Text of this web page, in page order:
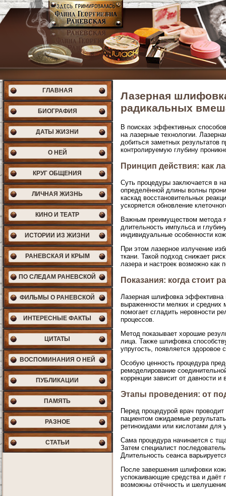
ГЛАВНАЯ
БИОГРАФИЯ
ДАТЫ ЖИЗНИ
О НЕЙ
КРУГ ОБЩЕНИЯ
ЛИЧНАЯ ЖИЗНЬ
КИНО И ТЕАТР
ИСТОРИИ ИЗ ЖИЗНИ
РАНЕВСКАЯ И КРЫМ
ПО СЛЕДАМ РАНЕВСКОЙ
ФИЛЬМЫ О РАНЕВСКОЙ
ИНТЕРЕСНЫЕ ФАКТЫ
ЦИТАТЫ
ВОСПОМИНАНИЯ О НЕЙ
ПУБЛИКАЦИИ
ПАМЯТЬ
РАЗНОЕ
СТАТЬИ
Лазерная
радикальных
В поисках эффективных
на лазерные технологии.
добиться заметных результатов
контролируемую глубину
Принцип действия: как
Суть процедуры заключается в
определённой длины волны
каскад восстановительных
ускоряется обновление
Важным преимуществом метода
длительность импульса и
индивидуальные особенности
При этом лазерное излучение
ткани. Такой подход снижает
лазера и настроек возможно как
Показания: когда стоит
Лазерная шлифовка эффективна
выраженности мелких и средних
помогает сгладить неровности
процессов.
Метод показывает хорошие
лица. Также шлифовка
упругость, появляется
Особую ценность процедура
ремоделирование
коррекции зависит от давности
Этапы проведения: от
Перед процедурой врач
пациентом ожидаемые
ретиноидами или кислотами для
Сама процедура начинается с
Затем специалист
Длительность сеанса
После завершения шлифовки
успокаивающие средства и
возможны отёчность и